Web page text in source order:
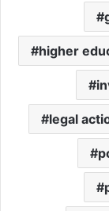
higher
legal